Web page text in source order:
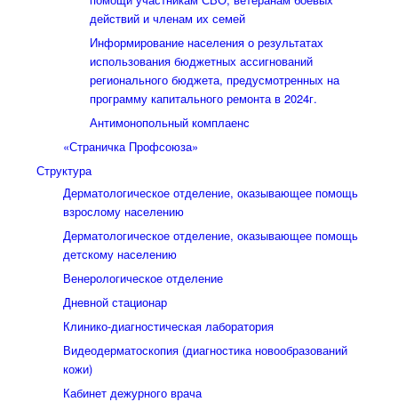
действий и членам их семей
Информирование населения о результатах
использования бюджетных ассигнований
регионального бюджета, предусмотренных на
программу капитального ремонта в 2024г.
Антимонопольный комплаенс
«Страничка Профсоюза»
Структура
Дерматологическое отделение, оказывающее помощь
взрослому населению
Дерматологическое отделение, оказывающее помощь
детскому населению
Венерологическое отделение
Дневной стационар
Клинико-диагностическая лаборатория
Видеодерматоскопия (диагностика новообразований
кожи)
Кабинет дежурного врача